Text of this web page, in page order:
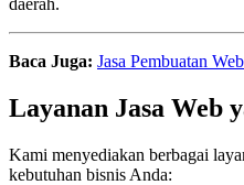
daerah.
Baca Juga: Jasa Pembuatan
Layanan Jasa Web
Kami menyediakan berbagai
kebutuhan bisnis Anda: